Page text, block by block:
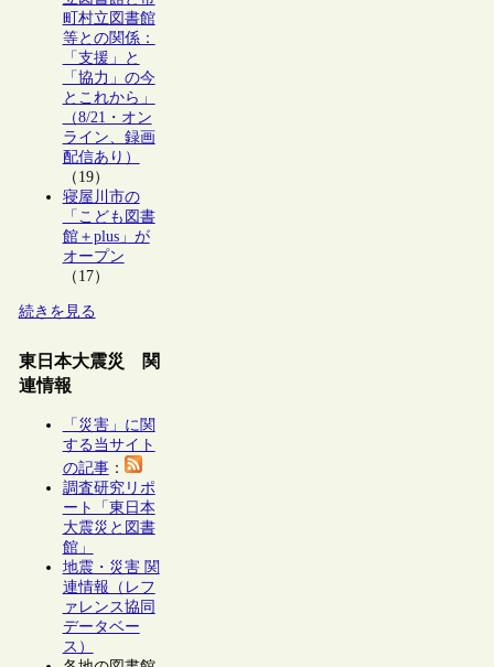
町村立図書館
等との関係：
「支援」と
「協力」の今
とこれから」
（8/21・オン
ライン、録画
配信あり）
（19）
寝屋川市の
「こども図書
館＋plus」が
オープン
（17）
続きを見る
東日本大震災 関
連情報
「災害」に関
する当サイト
の記事：
調査研究リポ
ート「東日本
大震災と図書
館」
地震・災害 関
連情報（レフ
ァレンス協同
データベー
ス）